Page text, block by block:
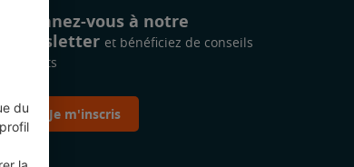
du
Abonnez-vous à notre
newsletter et bénéficiez de conseils
gratuits
Je m'inscris